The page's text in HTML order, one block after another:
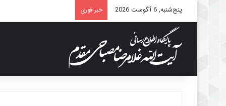
پنج‌شنبه, 6 آگوست 2026 خبر فوری